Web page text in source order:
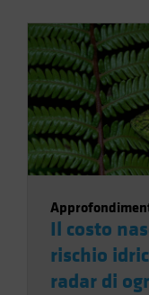
Il costo
rischio
radar di